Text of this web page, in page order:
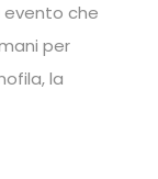
evento che
per
la